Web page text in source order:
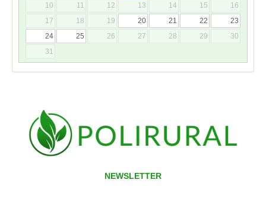
10
11 12 13 14 15
16
17
18 19 20 21 22
23
24
25 26 27 28 29
30
31
NEWSLETTER